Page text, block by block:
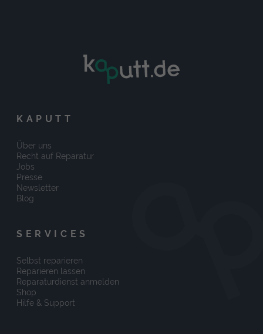
KAPUTT
Über uns
Recht auf Reparatur
Jobs
Presse
Newsletter
Blog
SERVICES
Selbst reparieren
Reparieren lassen
Reparaturdienst anmelden
Shop
Hilfe & Support